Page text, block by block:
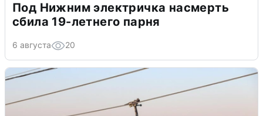
Под Нижним электричка насмерть
сбила 19-летнего парня
6 августа 20